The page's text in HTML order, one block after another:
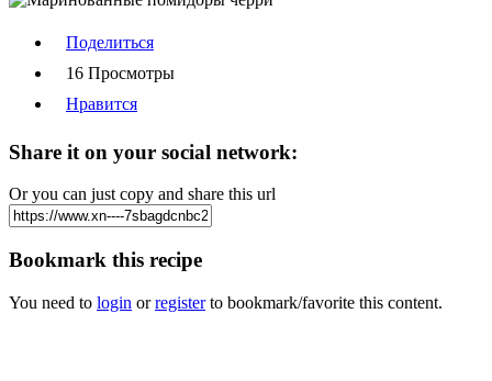
Поделиться
16 Просмотры
Нравится
Share it on your social network:
Or you can just copy and share this url
Bookmark this recipe
You need to login orregisterto bookmark/favorite this content.